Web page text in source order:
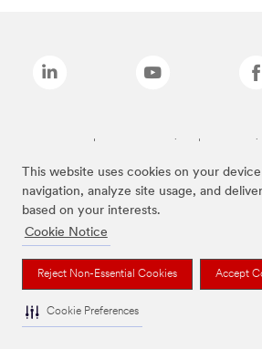
This website uses cookies on your
navigation, analyze site usage, and
based on your interests.
Cookie Notice
Reject Non-Essential Cookies Accept
Cookie Preferences
Las marcas mencionadas son